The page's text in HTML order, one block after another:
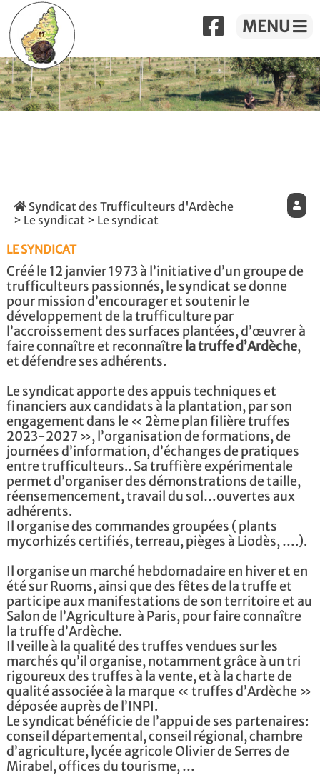
MENU
Syndicat des Trufficulteurs d'Ardèche
> Le syndicat> Le syndicat
LE SYNDICAT
Créé le 12 janvier 1973 à l’initiative d’un groupe de
trufficulteurs passionnés, le syndicat se donne
pour mission d’encourager et soutenir le
développement de la trufficulture par
l’accroissement des surfaces plantées, d’œuvrer à
faire connaître et reconnaître la truffe d’Ardèche,
et défendre ses adhérents.
Le syndicat apporte des appuis techniques et
financiers aux candidats à la plantation, par son
engagement dans le « 2ème plan filière truffes
2023-2027 », l’organisation de formations, de
journées d’information, d’échanges de pratiques
entre trufficulteurs.. Sa truffière expérimentale
permet d’organiser des démonstrations de taille,
réensemencement, travail du sol…ouvertes aux
adhérents.
Il organise des commandes groupées ( plants
mycorhizés certifiés, terreau, pièges à Liodès, ….).
Il organise un marché hebdomadaire en hiver et en
été sur Ruoms, ainsi que des fêtes de la truffe et
participe aux manifestations de son territoire et au
Salon de l’Agriculture à Paris, pour faire connaître
la truffe d’Ardèche.
Il veille à la qualité des truffes vendues sur les
marchés qu’il organise, notamment grâce à un tri
rigoureux des truffes à la vente, et à la charte de
qualité associée à la marque « truffes d’Ardèche »
déposée auprès de l’INPI.
Le syndicat bénéficie de l’appui de ses partenaires:
conseil départemental, conseil régional, chambre
d’agriculture, lycée agricole Olivier de Serres de
Mirabel, offices du tourisme, …